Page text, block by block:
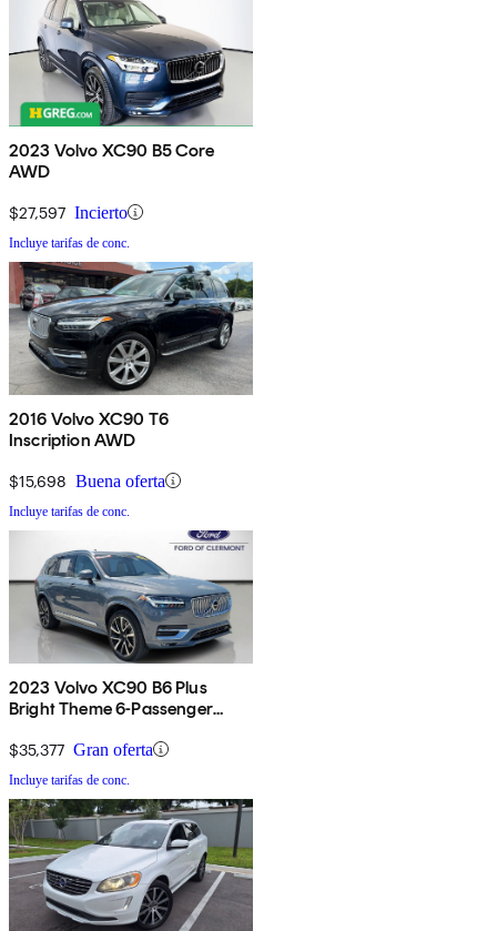
2023 Volvo XC90 B5 Core
AWD
$27,597 Incierto
Incluye tarifas de conc.
2016 Volvo XC90 T6
Inscription AWD
$15,698 Buena oferta
Incluye tarifas de conc.
2023 Volvo XC90 B6 Plus
Bright Theme 6-Passenger
$35,377 Gran oferta
Incluye tarifas de conc.